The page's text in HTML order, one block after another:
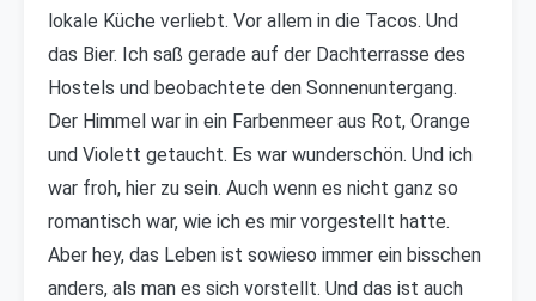
lokale Küche verliebt. Vor allem in die Tacos. Und
das Bier. Ich saß gerade auf der Dachterrasse des
Hostels und beobachtete den Sonnenuntergang.
Der Himmel war in ein Farbenmeer aus Rot, Orange
und Violett getaucht. Es war wunderschön. Und ich
war froh, hier zu sein. Auch wenn es nicht ganz so
romantisch war, wie ich es mir vorgestellt hatte.
Aber hey, das Leben ist sowieso immer ein bisschen
anders, als man es sich vorstellt. Und das ist auch